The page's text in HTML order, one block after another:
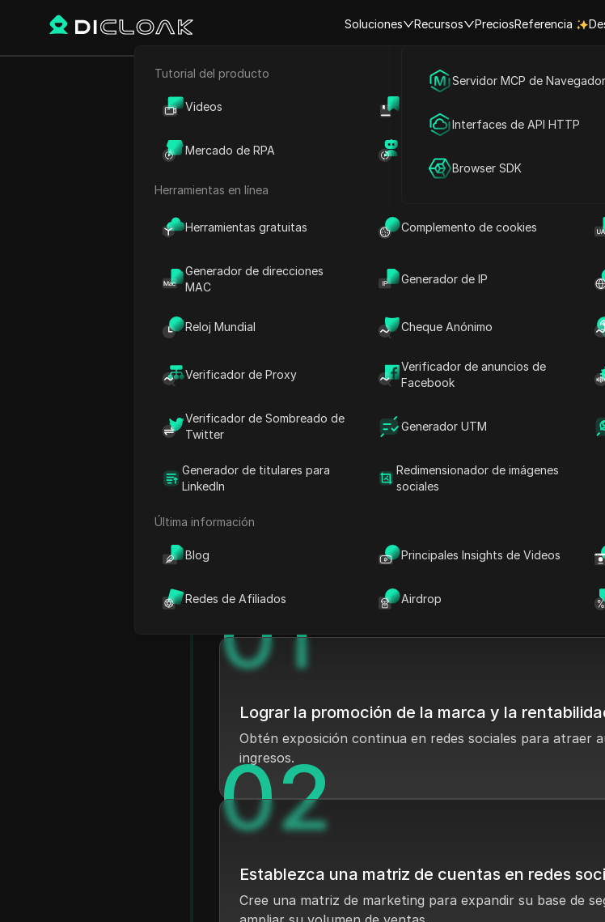
Soluciones
Comercio electrónico Marketing en redes sociales
Publicidad
Compartir cuenta
Recursos
Tutorial del producto
Videos
Mercado de RPA
Herramientas en línea
Herramientas gratuitas Complemento de cookies
Generador de direcciones
MAC
Generador de IP
Reloj Mundial Cheque Anónimo
Verificador de Proxy
Verificador de anuncios de
Facebook
Verificador de Sombreado de
Twitter
Generador UTM
Generador de titulares para
LinkedIn
Redimensionador de imágenes
sociales
Última información
Blog Principales Insights de Videos
Redes de Afiliados Airdrop
PreciosReferencia
Servidor MCP de Navegador
Interfaces de API HTTP
Browser SDK
¿Cómo usar
DICloak para el
marketing en
redes sociales?
Gestionar múltiples cuentas en plataformas como Facebook,
Twitter y TikTok puede llevar fácilmente a problemas como
ineficiencia y la suspensión de cuentas. DICloak ayuda a los
usuarios a manejar la publicación de contenido, la
commentario con los fans y la publicidad en múltiples
riesgo de suspensión de cuentas.
01
Lograr la promoción de la marca y la
Obtén exposición continua en redes sociales para atraer
ingresos.
02
Establezca una matriz de cuentas en redes
Cree una matriz de marketing para expandir su base de